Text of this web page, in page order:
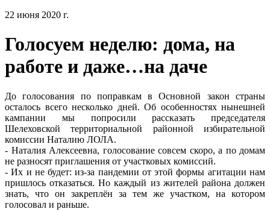
22 июня 2020 г.
Голосуем неделю: дома, на
работе и даже…на даче
До голосования по поправкам в Основной закон страны
осталось всего несколько дней. Об особенностях нынешней
кампании мы попросили рассказать председателя
Шелеховской территориальной районной избирательной
комиссии Наталию ЛОЛА.
- Наталия Алексеевна, голосование совсем скоро, а по домам
не разносят приглашения от участковых комиссий.
- Их и не будет: из-за пандемии от этой формы агитации нам
пришлось отказаться. Но каждый из жителей района должен
знать, что он закреплён за тем же участком, на котором
голосовал и раньше.